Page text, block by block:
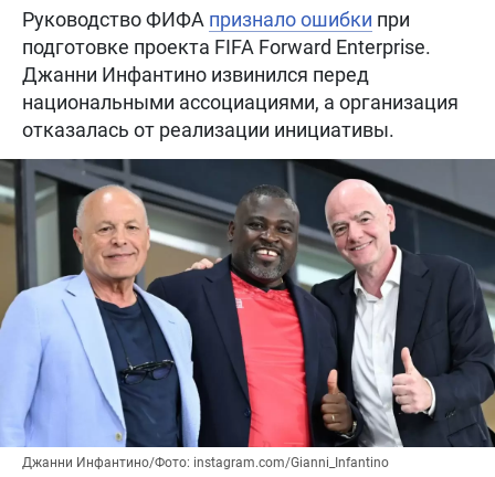
Руководство ФИФА признало ошибки при
подготовке проекта FIFA Forward Enterprise.
Джанни Инфантино извинился перед
национальными ассоциациями, а организация
отказалась от реализации инициативы.
Джанни Инфантино/Фото: instagram.com/Gianni_Infantino